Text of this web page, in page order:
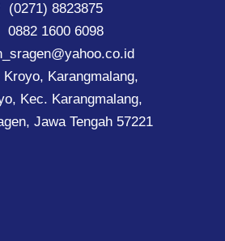
(0271) 8823875
0882 1600 6098
Karangmalang,
Kec. Karangmalang,
Jawa Tengah 57221